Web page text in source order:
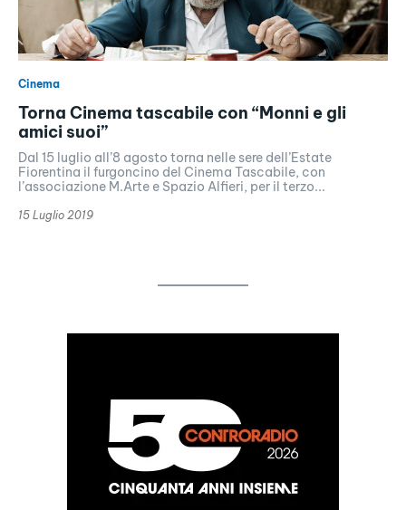
Cinema
Torna Cinema tascabile con “Monni e gli
amici suoi”
Dal 15 luglio all’8 agosto torna nelle sere dell’Estate
Fiorentina il furgoncino del Cinema Tascabile, con
l’associazione M.Arte e Spazio Alfieri, per il terzo...
15 Luglio 2019